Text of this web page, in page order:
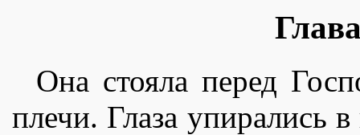
Она стояла перед
плечи. Глаза упирались